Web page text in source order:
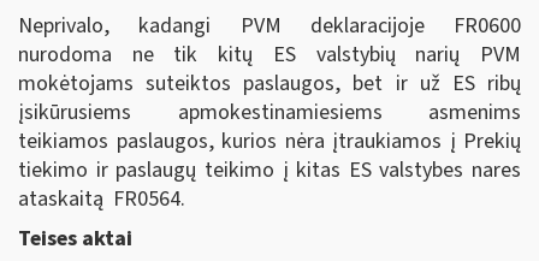
Neprivalo, kadangi PVM deklaracijoje FR0600
nurodoma ne tik kitų ES valstybių narių PVM
mokėtojams suteiktos paslaugos, bet ir už ES ribų
įsikūrusiems apmokestinamiesiems asmenims
teikiamos paslaugos, kurios nėra įtraukiamos į Prekių
tiekimo ir paslaugų teikimo į kitas ES valstybes nares
ataskaitą FR0564.
Teises aktai